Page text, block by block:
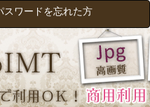
スワードを忘れた方